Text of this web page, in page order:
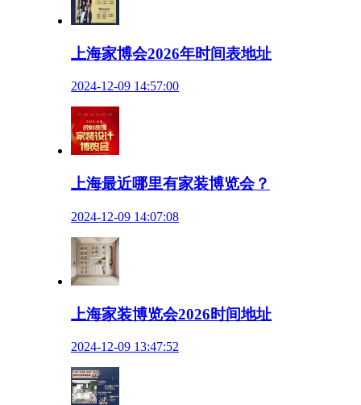
上海家博会2026年时间表地址
2024-12-09 14:57:00
上海最近哪里有家装博览会？
2024-12-09 14:07:08
上海家装博览会2026时间地址
2024-12-09 13:47:52